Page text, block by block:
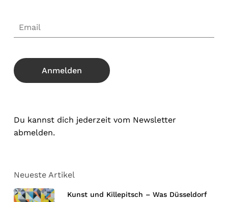
Du kannst dich jederzeit vom Newsletter
abmelden.
Neueste Artikel
Kunst und Killepitsch – Was Düsseldorf